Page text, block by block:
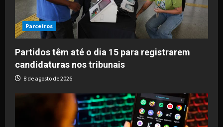
Parceiros
Partidos têm até o dia 15 para registrarem
candidaturas nos tribunais
8 de agosto de 2026